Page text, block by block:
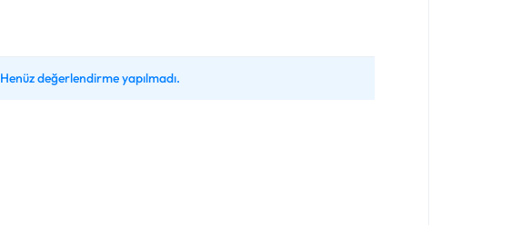
Henüz değerlendirme yapılmadı.